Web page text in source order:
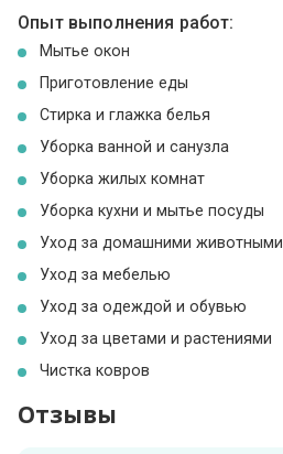
Опыт выполнения работ:
Мытье окон
Приготовление еды
Стирка и глажка белья
Уборка ванной и санузла
Уборка жилых комнат
Уборка кухни и мытье посуды
Уход за домашними животными
Уход за мебелью
Уход за одеждой и обувью
Уход за цветами и растениями
Чистка ковров
Отзывы